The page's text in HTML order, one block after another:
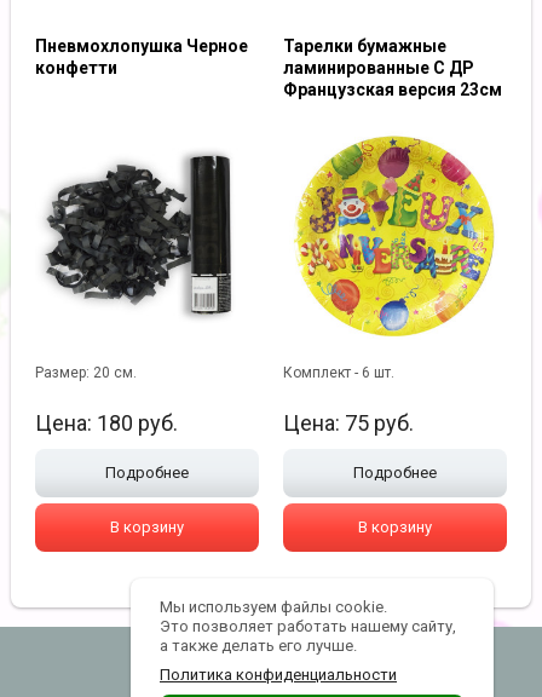
Пневмохлопушка Черное
конфетти
Размер: 20 см.
Цена: 180 руб.
Подробнее
В корзину
Тарелки бумажные
ламинированные С ДР
Французская версия 23см
Комплект - 6 шт.
Цена: 75 руб.
Подробнее
В корзину
lanterns@yandex.ru
Мы используем файлы cookie.
Это позволяет работать нашему сайту,
а также делать его лучше.
Политика конфиденциальности